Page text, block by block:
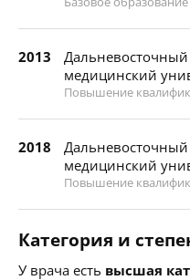
2013
медицинский
Повышение
2018
медицинский
Повышение
Категория и
У врача есть высшая